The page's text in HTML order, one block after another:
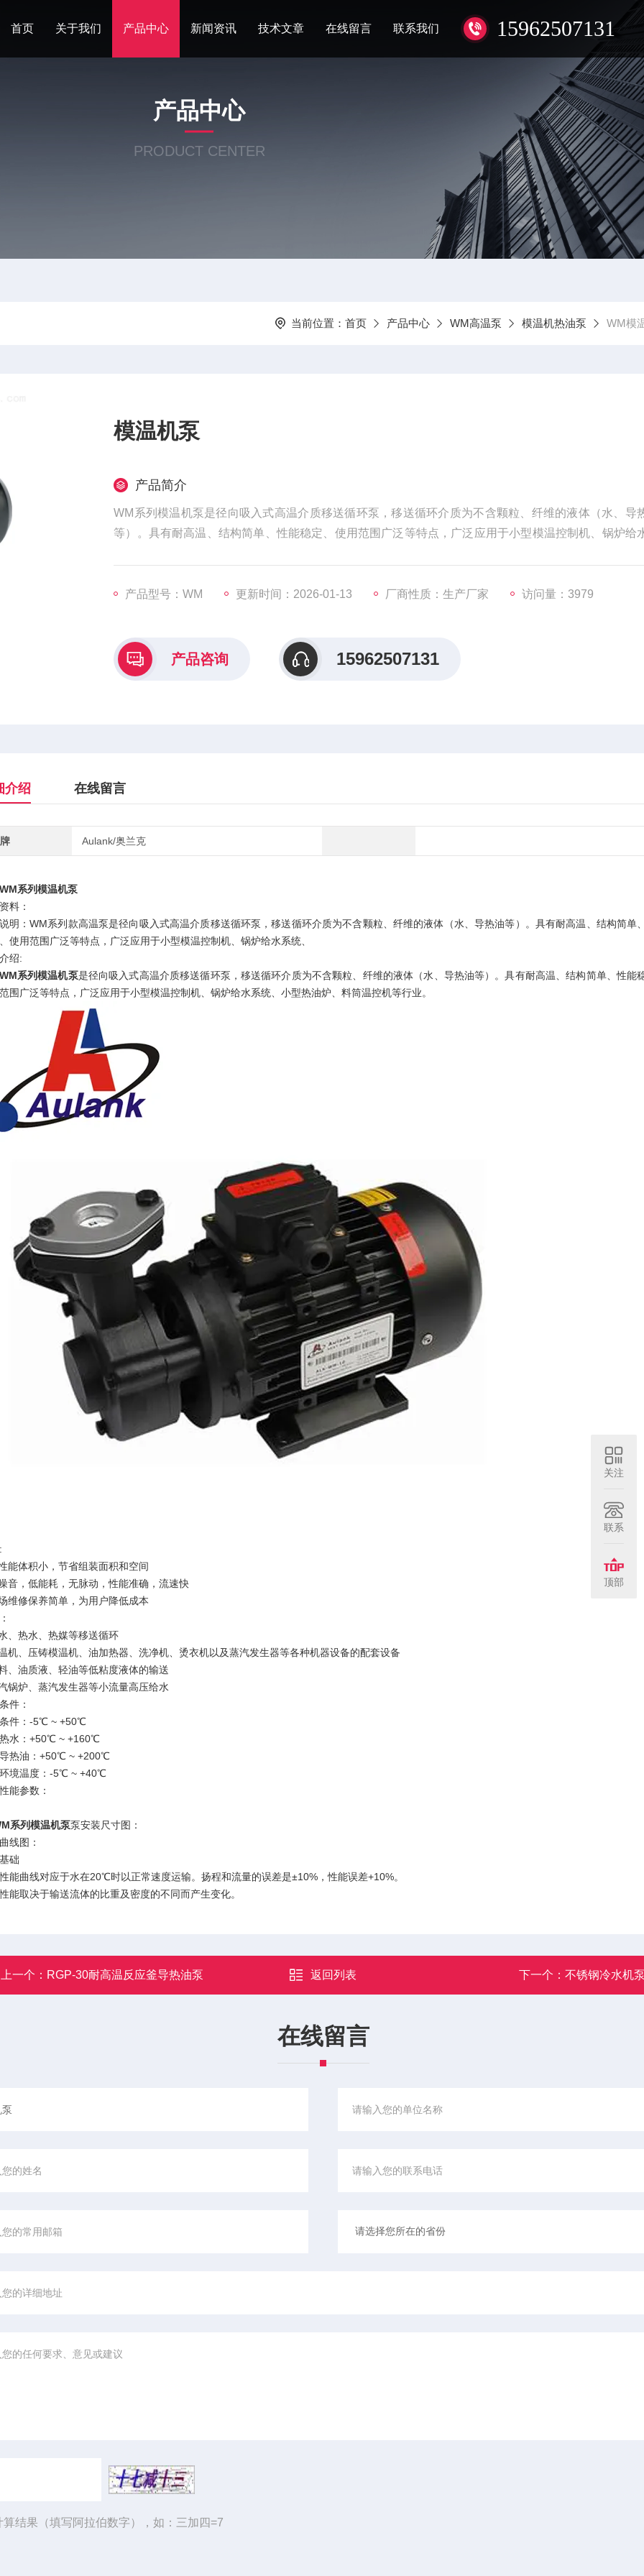
15962507131
首页 关于我们 产品中心 新闻资讯 技术文章 在线留言 联系我们
产品中心
PRODUCT CENTER
当前位置： 首页 产品中心 WM高温泵 模温机热油泵 WM模
模温机泵
产品简介
WM系列模温机泵是径向吸入式高温介质移送循环泵，移送循环介质为不含颗粒、纤维的液体（水、导
等）。具有耐高温、结构简单、性能稳定、使用范围广泛等特点，广泛应用于小型模温控制机、锅炉给
产品型号：WM 更新时间：2026-01-13 厂商性质：生产厂家 访问量：3979
产品咨询 15962507131
介绍 在线留言
Aulank/奥兰克
系列模温机泵
料：
明：WM系列款高温泵是径向吸入式高温介质移送循环泵，移送循环介质为不含颗粒、纤维的液体（水、导热油等）。具有耐高温、结构简单
使用范围广泛等特点，广泛应用于小型模温控制机、锅炉给水系统、
绍:
系列模温机泵是径向吸入式高温介质移送循环泵，移送循环介质为不含颗粒、纤维的液体（水、导热油等）。具有耐高温、结构简单、性能
围广泛等特点，广泛应用于小型模温控制机、锅炉给水系统、小型热油炉、料筒温控机等行业。
能体积小，节省组装面积和空间
音，低能耗，无脉动，性能准确，流速快
维修保养简单，为用户降低成本
、热水、热媒等移送循环
机、压铸模温机、油加热器、洗净机、烫衣机以及蒸汽发生器等各种机器设备的配套设备
、油质液、轻油等低粘度液体的输送
锅炉、蒸汽发生器等小流量高压给水
件：
件：-5℃ ~ +50℃
水：+50℃ ~ +160℃
热油：+50℃ ~ +200℃
境温度：-5℃ ~ +40℃
能参数：
系列模温机泵泵安装尺寸图：
线图：
础
能曲线对应于水在20℃时以正常速度运输。扬程和流量的误差是±10%，性能误差+10%。
能取决于输送流体的比重及密度的不同而产生变化。
上一个： RGP-30耐高温反应釜导热油泵 返回列表 下一个：不锈钢冷水机
在线留言
算结果（填写阿拉伯数字），如：三加四=7
关注
联系
顶部